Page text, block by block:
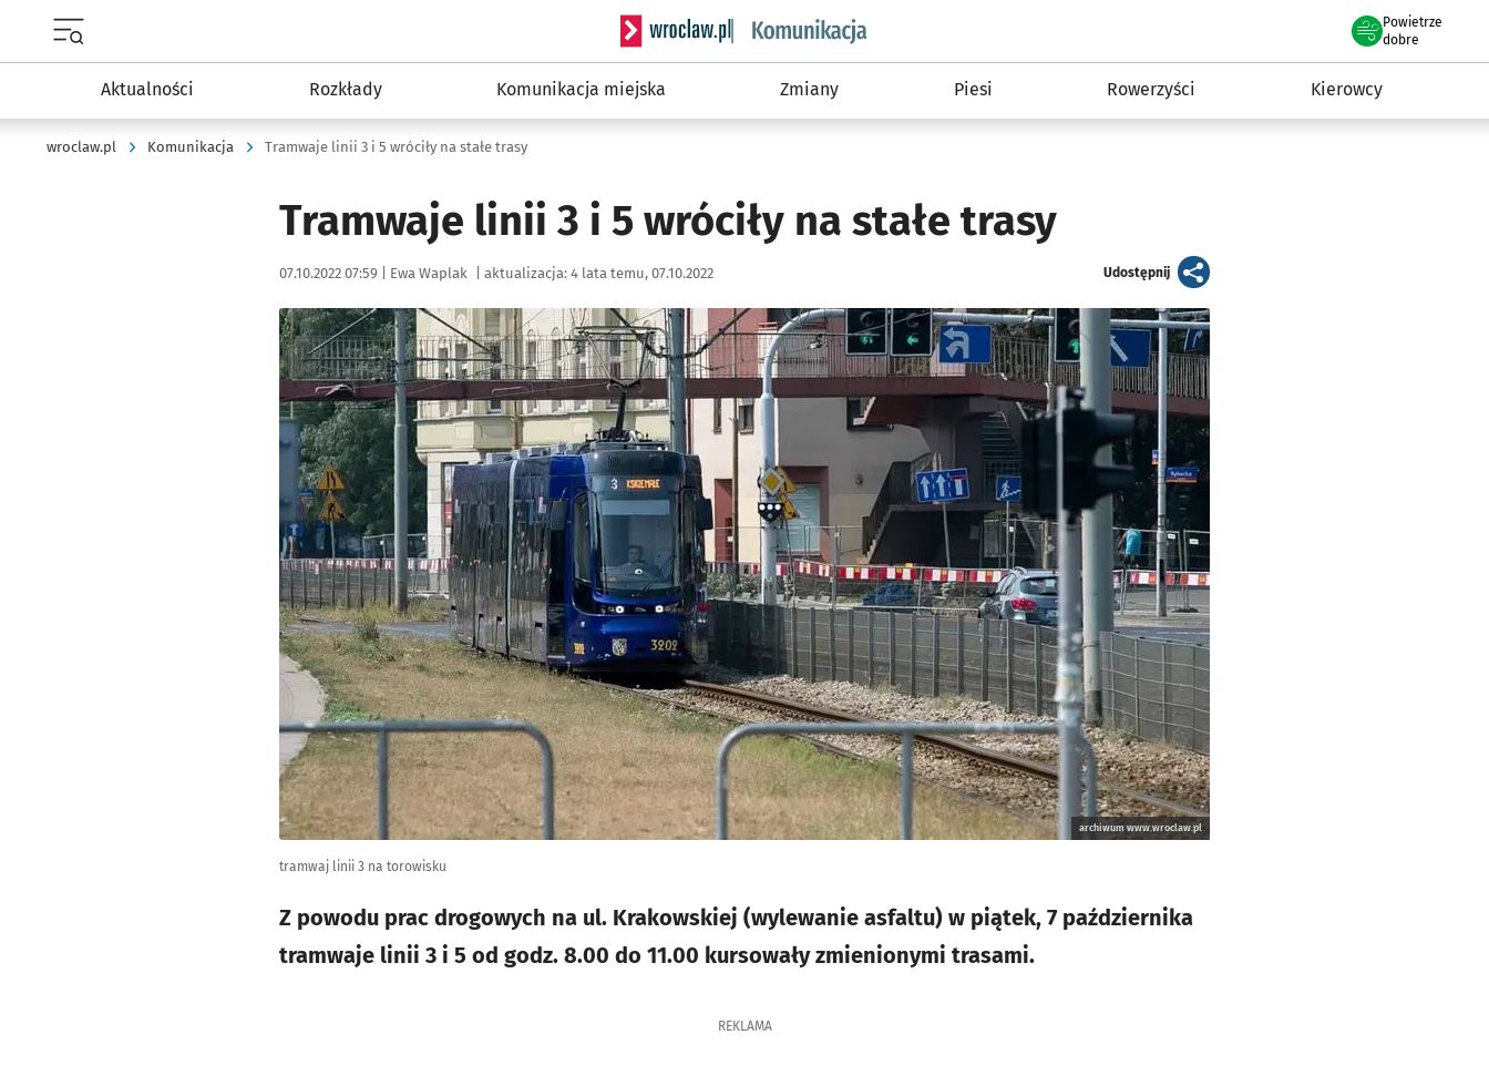
Serwis informacyjny wroclaw.pl podserwis: Komunikacja
Powietrze
we Wrocławiu
dobre
Aktualności Rozkłady Komunikacja miejska Zmiany Piesi Rowerzyści Kierowcy
wroclaw.pl Komunikacja Tramwaje linii 3 i 5 wróciły na stałe trasy
Tramwaje linii 3 i 5 wróciły na stałe trasy
Data publikacji:
07.10.2022 07:59 | Autor:
Ewa Waplak aktualizacja: 4 lata temu, 07.10.2022 Udostępnijartykuł
Kliknij, aby powiększyć
archiwum www.wroclaw.pl
tramwaj linii 3 na torowisku
Z powodu prac drogowych na ul. Krakowskiej (wylewanie asfaltu) w piątek, 7 października
tramwaje linii 3 i 5 od godz. 8.00 do 11.00 kursowały zmienionymi trasami.
REKLAMA